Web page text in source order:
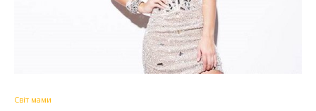
Світ мами